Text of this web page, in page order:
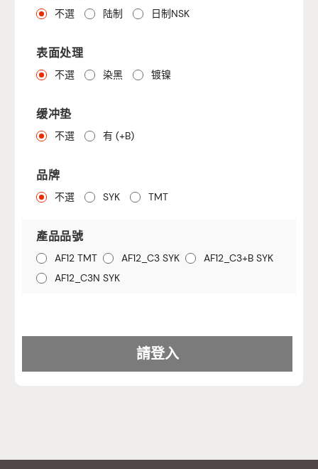
不選 陆制 日制NSK
表面处理
不選 染黑 镀镍
缓冲垫
不選 有 (+B)
品牌
不選 SYK TMT
產品品號
AF12 TMT AF12_C3 SYK
AF12_C3+B SYK
AF12_C3N SYK